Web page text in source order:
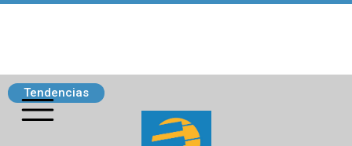
Tendencias